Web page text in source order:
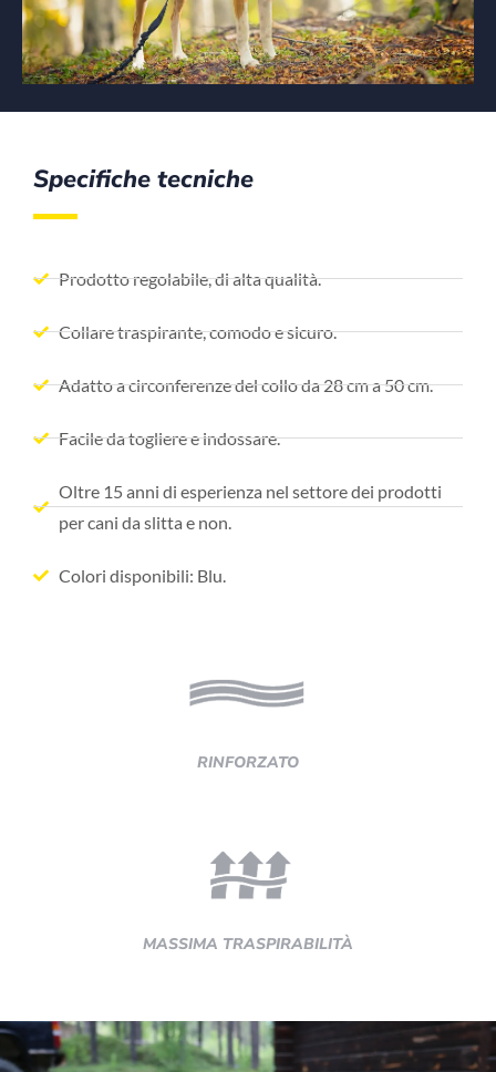
Specifiche tecniche
Prodotto regolabile, di alta qualità.
Collare traspirante, comodo e sicuro.
Adatto a circonferenze del collo da 28 cm a 50 cm.
Facile da togliere e indossare.
Oltre 15 anni di esperienza nel settore dei prodotti
per cani da slitta e non.
Colori disponibili: Blu.
RINFORZATO
MASSIMA TRASPIRABILITÀ